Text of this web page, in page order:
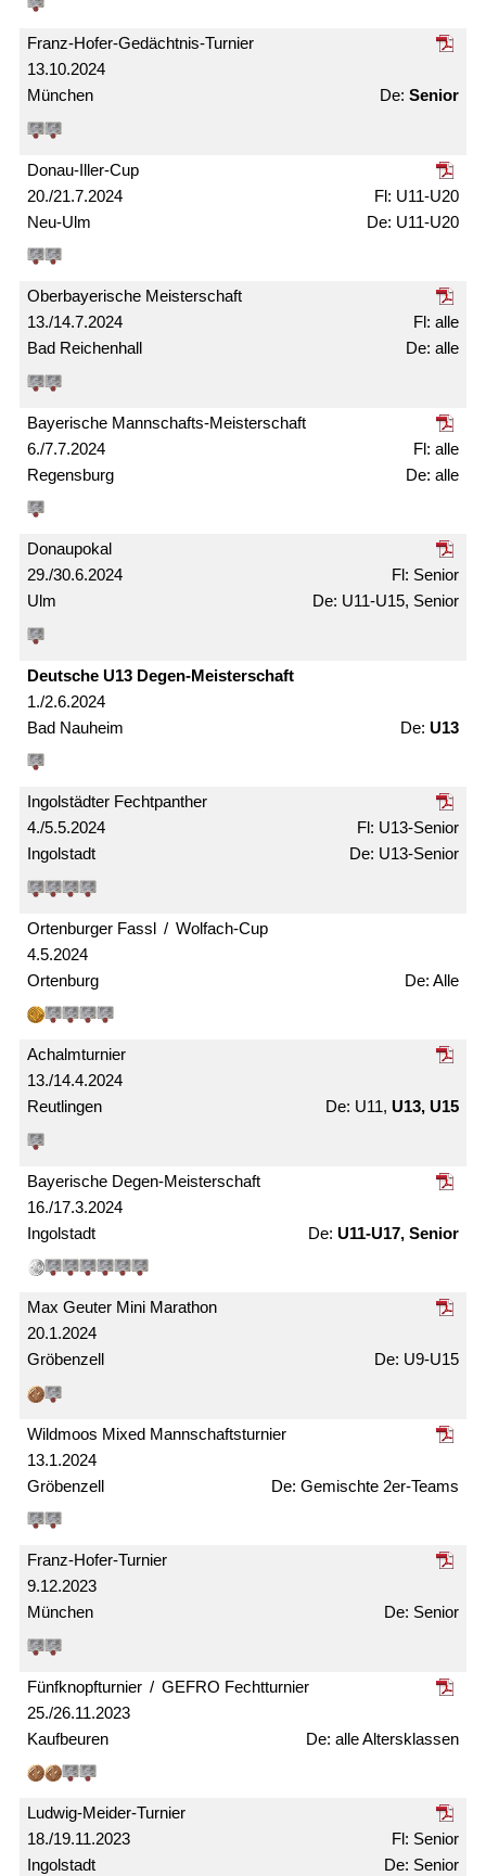
13.10.2024
Franz-Hofer-Gedächtnis-Turnier
München Senior
20./21.7.2024
Donau-Iller-Cup
Neu-Ulm
U11-U20
U11-U20
13./14.7.2024
Ober­bayerische Meister­schaft
Bad Reichenhall
alle
alle
6./7.7.2024
Bayerische Mann­schafts-Meister­schaft
Regensburg
alle
alle
29./30.6.2024
Donaupokal
Ulm
Senior
U11-U15, Senior
1./2.6.2024
Deutsche U13 Degen-Meister­schaft
Bad Nauheim U13
4./5.5.2024
Ingolstädter Fechtpanther
Ingolstadt
U13-Senior
U13-Senior
4.5.2024
Ortenburger Fassl / Wolfach-Cup
Ortenburg Alle
13./14.4.2024
Achalm­turnier
Reutlingen U11, U13, U15
16./17.3.2024
Bayerische Degen-Meister­schaft
Ingolstadt U11-U17, Senior
20.1.2024
Max Geuter Mini Marathon
Gröbenzell U9-U15
13.1.2024
Wildmoos Mixed Mann­schafts­turnier
Gröbenzell Gemischte 2er-Teams
9.12.2023
Franz-Hofer-Turnier
München Senior
25./26.11.2023
Fünfknopf­turnier / GEFRO Fecht­turnier
Kaufbeuren alle Alters­klassen
18./19.11.2023
Ludwig-Meider-Turnier
Ingolstadt
Senior
Senior